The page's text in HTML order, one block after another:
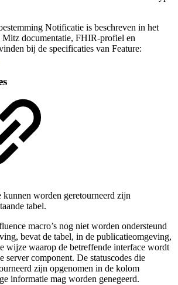
Notificatie is beschreven in het
Mitz documentatie, FHIR-profiel en
bij de specificaties van Feature:
kunnen worden geretourneerd zijn
tabel.
macro’s nog niet worden ondersteund
bevat de tabel, in de publicatieomgeving,
wijze waarop de betreffende interface wordt
server component. De statuscodes die
zijn opgenomen in de kolom
informatie mag worden genegeerd.